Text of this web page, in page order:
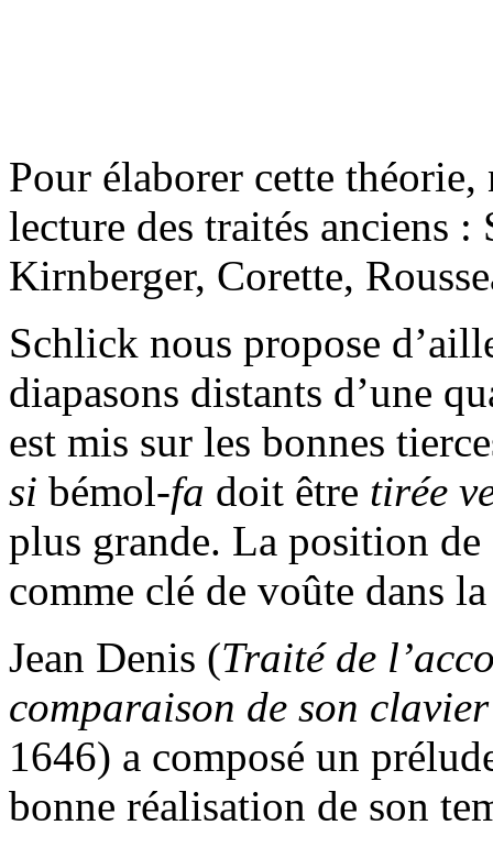
Pour élaborer cette
lecture des traités anciens
Kirnberger, Corette,
Schlick nous propose
diapasons distants d’une
est mis sur les bonnes
si bémol-fa doit être tirée
plus grande. La position de
comme clé de voûte dans
Jean Denis (Traité de
comparaison de son
1646) a composé un
bonne réalisation de son